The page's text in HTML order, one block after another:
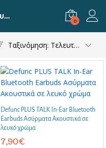
Ασύρματα Bluetooth ακουστικά με καλώδιο 0
Ταξινόμηση: Τελευταία
Defunc PLUS TALK In-Ear Bluetooth
Earbuds Ασύρματα Ακουστικά σε
λευκό χρώμα
7,90€